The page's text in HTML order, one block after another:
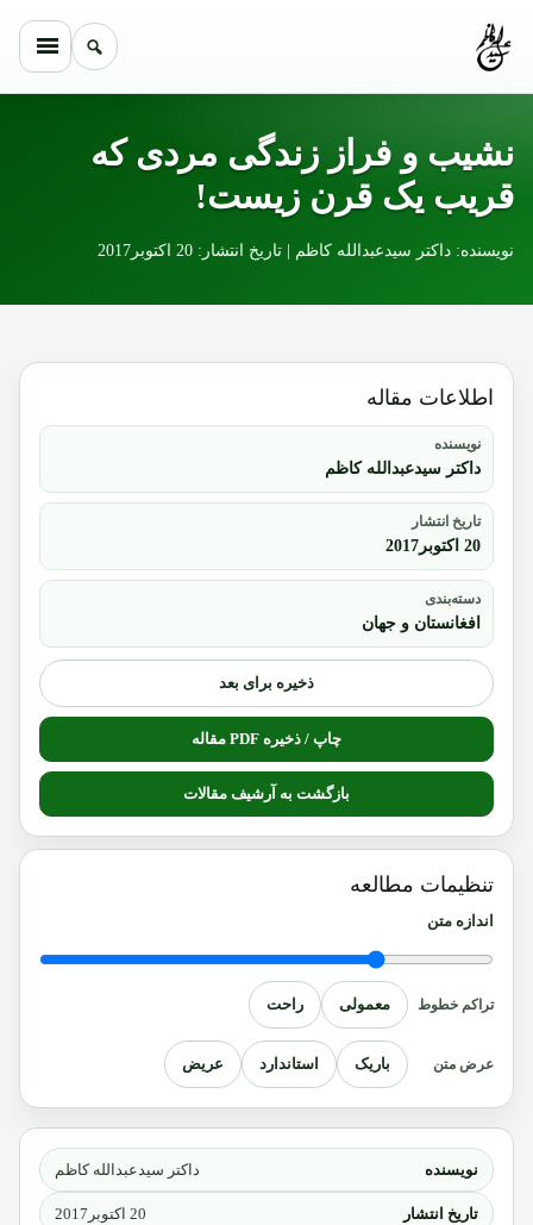
نشیب و فراز زندگی مردی که
قریب یک قرن زیست!
نویسنده: داکتر سیدعبدالله کاظم | تاریخ انتشار: 20 اکتوبر2017
نویسنده داکتر سیدعبدالله کاظم
تاریخ انتشار 20 اکتوبر2017
اطلاعات مقاله
نویسنده
داکتر سیدعبدالله کاظم
تاریخ انتشار
20 اکتوبر2017
دسته‌بندی
افغانستان و جهان
ذخیره برای بعد
چاپ / ذخیره PDF مقاله
بازگشت به آرشیف مقالات
تنظیمات مطالعه
اندازه متن
تراکم خطوط معمولی راحت
عرض متن باریک استاندارد عریض